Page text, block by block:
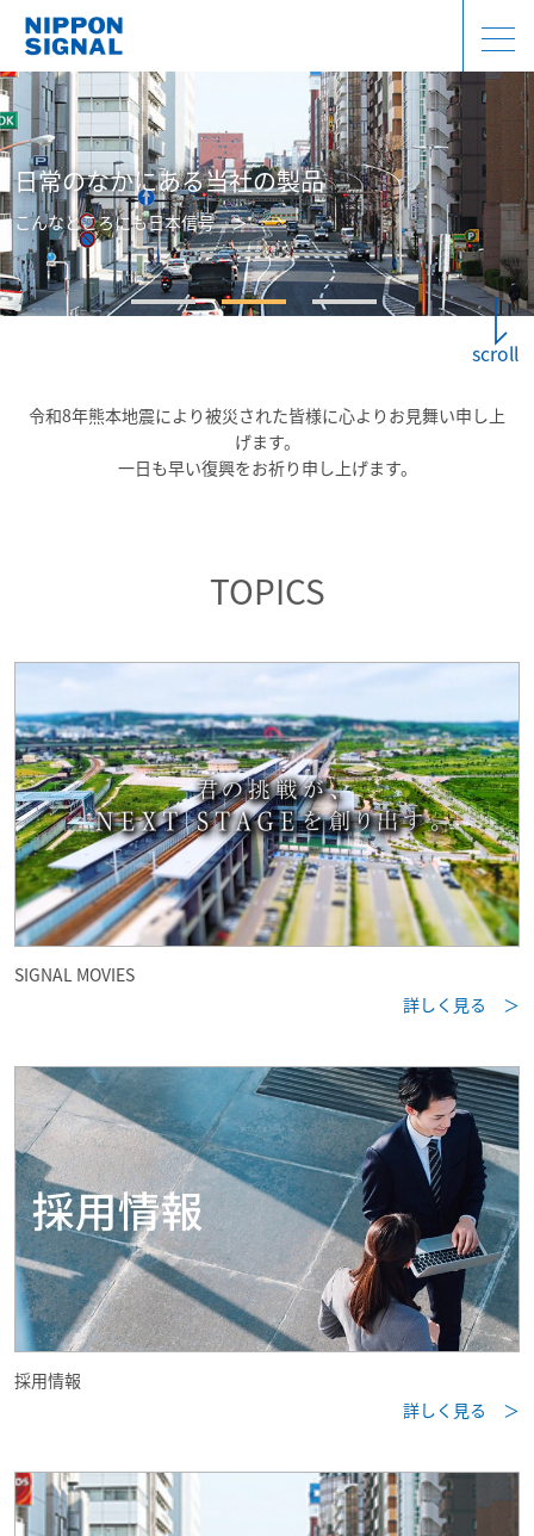
日常のなかにある当社の製品
こんなところにも日本信号 ＞
令和8年熊本地震により被災された皆様に心よりお見舞い申し上
げます。
一日も早い復興をお祈り申し上げます。
TOPICS
SIGNAL MOVIES
詳しく見る ＞
採用情報
詳しく見る ＞